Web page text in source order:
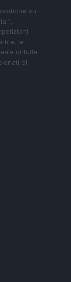
su
1,
le
di tutte
di